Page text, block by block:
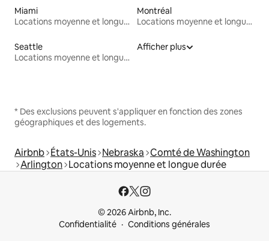
Miami
Locations moyenne et longue durée
Montréal
Locations moyenne et longue durée
Seattle
Locations moyenne et longue durée
Afficher plus
* Des exclusions peuvent s'appliquer en fonction des zones
géographiques et des logements.
Airbnb États-Unis Nebraska Comté de Washington
Arlington Locations moyenne et longue durée
© 2026 Airbnb, Inc.
Confidentialité
Conditions générales